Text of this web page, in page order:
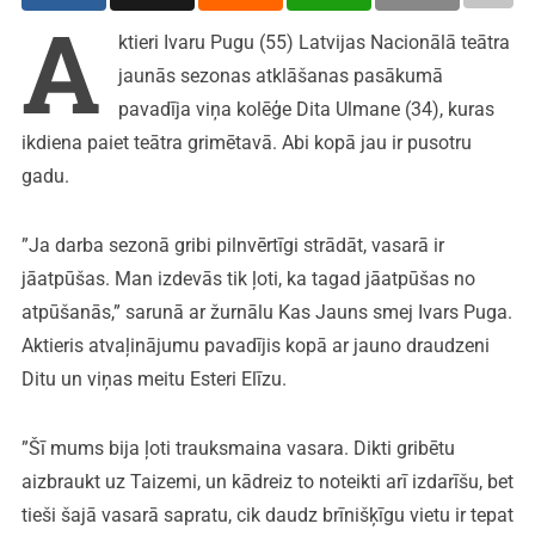
A
ktieri Ivaru Pugu (55) Latvijas Nacionālā teātra
jaunās sezonas atklāšanas pasākumā
pavadīja viņa kolēģe Dita Ulmane (34), kuras
ikdiena paiet teātra grimētavā. Abi kopā jau ir pusotru
gadu.
”Ja darba sezonā gribi pilnvērtīgi strādāt, vasarā ir
jāatpūšas. Man izdevās tik ļoti, ka tagad jāatpūšas no
atpūšanās,” sarunā ar žurnālu Kas Jauns smej Ivars Puga.
Aktieris atvaļinājumu pavadījis kopā ar jauno draudzeni
Ditu un viņas meitu Esteri Elīzu.
”Šī mums bija ļoti trauksmaina vasara. Dikti gribētu
aizbraukt uz Taizemi, un kādreiz to noteikti arī izdarīšu, bet
tieši šajā vasarā sapratu, cik daudz brīnišķīgu vietu ir tepat